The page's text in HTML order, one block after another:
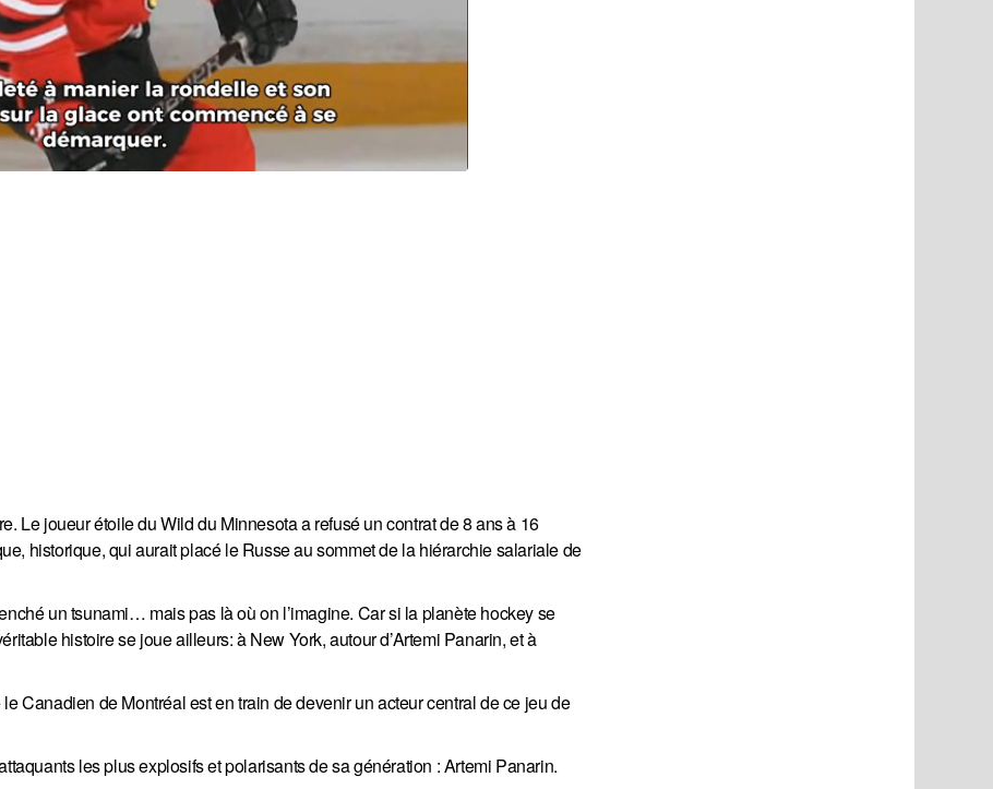
Le joueur étoile du Wild du Minnesota a refusé un contrat de 8 ans à 16
historique, qui aurait placé le Russe au sommet de la hiérarchie salariale de
un tsunami… mais pas là où on l’imagine. Car si la planète hockey se
histoire se joue ailleurs: à New York, autour d’Artemi Panarin, et à
Canadien de Montréal est en train de devenir un acteur central de ce jeu de
les plus explosifs et polarisants de sa génération : Artemi Panarin.